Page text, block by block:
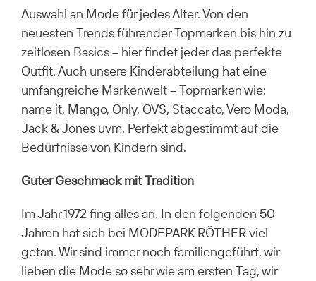
Auswahl an Mode für jedes Alter. Von den
neuesten Trends führender Topmarken bis hin zu
zeitlosen Basics – hier findet jeder das perfekte
Outfit. Auch unsere Kinderabteilung hat eine
umfangreiche Markenwelt – Topmarken wie:
name it, Mango, Only, OVS, Staccato, Vero Moda,
Jack & Jones uvm. Perfekt abgestimmt auf die
Bedürfnisse von Kindern sind.
Guter Geschmack mit Tradition
Im Jahr 1972 fing alles an. In den folgenden 50
Jahren hat sich bei MODEPARK RÖTHER viel
getan. Wir sind immer noch familiengeführt, wir
lieben die Mode so sehr wie am ersten Tag, wir